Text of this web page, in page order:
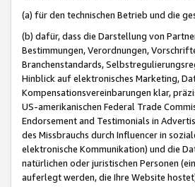
(a) für den technischen Betrieb und die
(b) dafür, dass die Darstellung von
Bestimmungen, Verordnungen,
Branchenstandards,
Hinblick auf elektronisches Marketing,
Kompensationsvereinbarungen klar,
US-amerikanischen Federal Trade
Endorsement and Testimonials in
des Missbrauchs durch Influencer in
elektronische Kommunikation) und die
natürlichen oder juristischen Personen
auferlegt werden, die Ihre Website